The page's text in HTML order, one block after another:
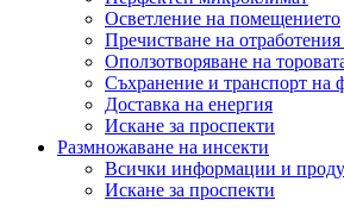
Осветление на помещението
Пречистване на отработения
Оползотворяване на
Съхранение и транспорт на
Доставка на енергия
Искане за проспекти
Размножаване на инсекти
Всички информации и
Искане за проспекти